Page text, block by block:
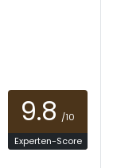
9.8 /10
Experten-Score